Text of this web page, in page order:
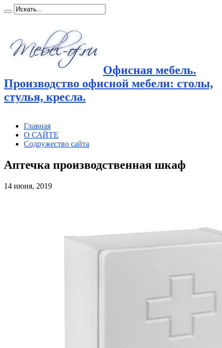
Офисная мебель.
Производство офисной мебели: столы,
стулья, кресла.
Главная
О САЙТЕ
Содружество сайта
Аптечка производственная шкаф
14 июня, 2019